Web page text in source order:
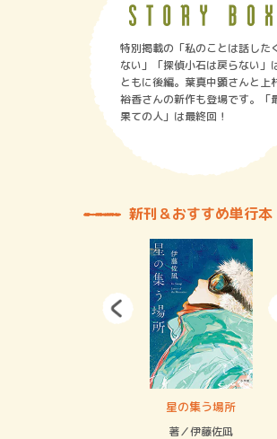
特別掲載の「私のことは話した
ない」「探偵小石は戻らない」
ともに後編。葉真中顕さんと上
裕香さんの新作も登場です。「
果ての人」は最終回！
新刊＆おすすめ単行本
星の集う場所
著／伊藤佐凪